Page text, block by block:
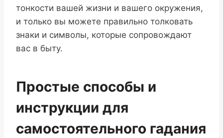
тонкости вашей жизни и вашего окружения,
и только вы можете правильно толковать
знаки и символы, которые сопровождают
вас в быту.
Простые способы и
инструкции для
самостоятельного гадания